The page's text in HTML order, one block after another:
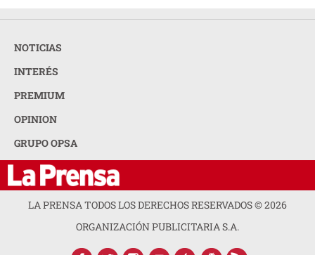
NOTICIAS
INTERÉS
PREMIUM
OPINION
GRUPO OPSA
LA PRENSA TODOS LOS DERECHOS RESERVADOS ©2026
ORGANIZACIÓN PUBLICITARIA S.A.